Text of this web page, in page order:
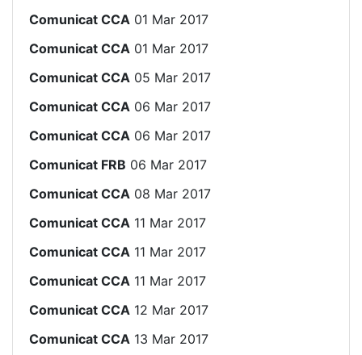
Comunicat CCA 01 Mar 2017
Comunicat CCA 01 Mar 2017
Comunicat CCA 05 Mar 2017
Comunicat CCA 06 Mar 2017
Comunicat CCA 06 Mar 2017
Comunicat FRB 06 Mar 2017
Comunicat CCA 08 Mar 2017
Comunicat CCA 11 Mar 2017
Comunicat CCA 11 Mar 2017
Comunicat CCA 11 Mar 2017
Comunicat CCA 12 Mar 2017
Comunicat CCA 13 Mar 2017